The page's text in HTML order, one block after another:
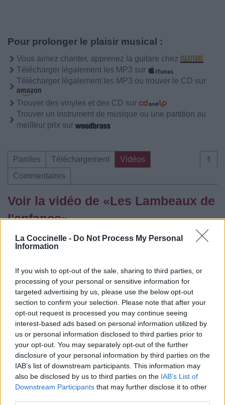
La Coccinelle - Do Not Process My Personal
Information
If you wish to opt-out of the sale, sharing to third parties, or
processing of your personal or sensitive information for
targeted advertising by us, please use the below opt-out
section to confirm your selection. Please note that after your
opt-out request is processed you may continue seeing
interest-based ads based on personal information utilized by
us or personal information disclosed to third parties prior to
your opt-out. You may separately opt-out of the further
disclosure of your personal information by third parties on the
IAB’s list of downstream participants. This information may
also be disclosed by us to third parties on the IAB’s List of
Downstream Participants that may further disclose it to other
Pour prolonger le plaisir musical :
Vous aimez chanter, apprenez la guitare chez
Télécharger légalement les MP3 sur
Télécharger légalement les MP3 ou trouver le CD sur
Trouver des vinyles et des CD sur
Trouver un instrument de musique ou une partition au
meilleur prix sur
⇑
Paroles Téléchargement
Vidéos
Commentaires
Voir la vidéo de «Les Lambeaux de
l'enfance»
Paroles Téléchargement
Vidéos
Commentaires
celtic folk
Dire «merci» pour cette traduction Corriger une erreur